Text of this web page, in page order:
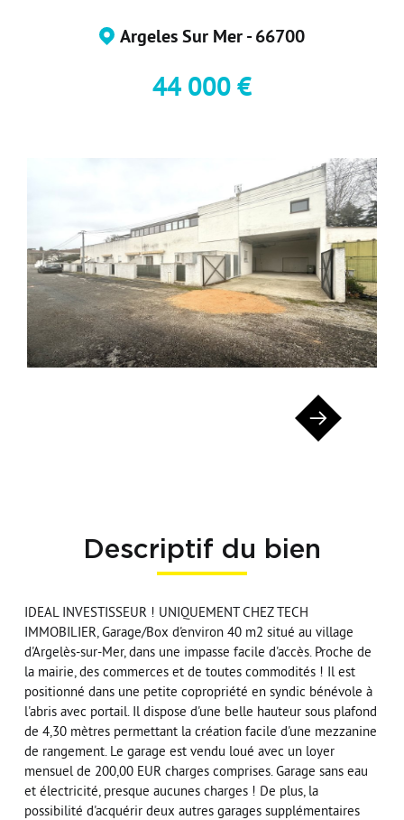
Argeles Sur Mer - 66700
44 000 €
Descriptif du bien
IDEAL INVESTISSEUR ! UNIQUEMENT CHEZ TECH
IMMOBILIER, Garage/Box d'environ 40 m2 situé au village
d'Argelès-sur-Mer, dans une impasse facile d'accès. Proche de
la mairie, des commerces et de toutes commodités ! Il est
positionné dans une petite copropriété en syndic bénévole à
l'abris avec portail. Il dispose d'une belle hauteur sous plafond
de 4,30 mètres permettant la création facile d'une mezzanine
de rangement. Le garage est vendu loué avec un loyer
mensuel de 200,00 EUR charges comprises. Garage sans eau
et électricité, presque aucunes charges ! De plus, la
possibilité d'acquérir deux autres garages supplémentaires